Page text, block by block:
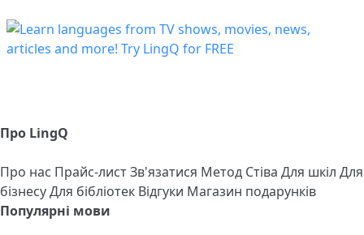
Про LingQ
Про нас Прайс-листЗв'язатися Метод Стіва Для шкіл Для
бізнесуДля бібліотек Відгуки Магазин подарунків
Популярні мови